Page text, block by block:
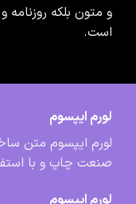
و متون بلکه روزنامه و
است.
لورم ایپسوم
لورم ایپسوم متن
صنعت چاپ و با
لورم ایپسوم